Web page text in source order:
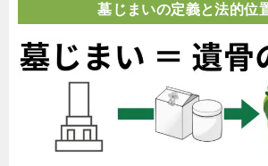
墓じまいの定義と法的位